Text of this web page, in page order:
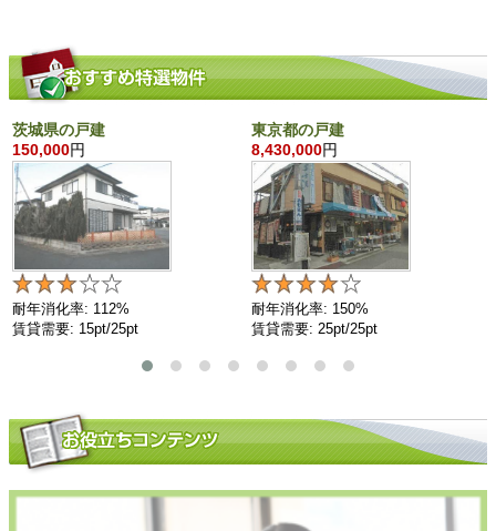
茨城県の戸建
150,000円
耐年消化率: 112%
賃貸需要: 15pt/25pt
東京都の戸建
8,430,000円
耐年消化率: 150%
賃貸需要: 25pt/25pt